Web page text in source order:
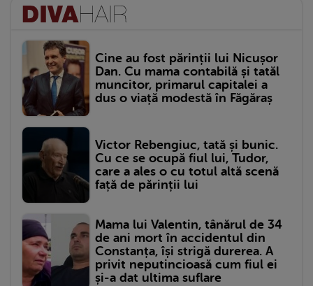
Cine au fost părinții lui Nicușor
Dan. Cu mama contabilă și tatăl
muncitor, primarul capitalei a
dus o viață modestă în Făgăraș
Victor Rebengiuc, tată și bunic.
Cu ce se ocupă fiul lui, Tudor,
care a ales o cu totul altă scenă
față de părinții lui
Mama lui Valentin, tânărul de 34
de ani mort în accidentul din
Constanța, își strigă durerea. A
privit neputincioasă cum fiul ei
și-a dat ultima suflare